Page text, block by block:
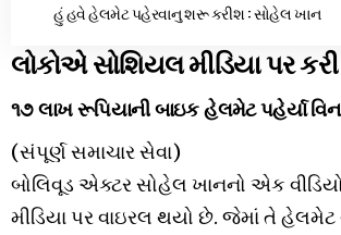
હું હવે હેલમેટ પહેરવાનુ શરૂ કરીશ : સોહેલ ખાન
લોકોએ સોશિયલ મીડિયા પર કરી
૧૭ લાખ રૂપિયાની બાઇક હેલમેટ પહેર્યા
(સંપૂર્ણ સમાચાર સેવા)
બોલિવૂડ એક્ટર સોહેલ ખાનનો એક
મીડિયા પર વાઇરલ થયો છે. જેમાં તે